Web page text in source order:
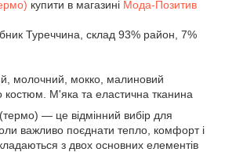
купити в магазині Мода-Позитив
Туреччина, склад 93% район, 7%
молочний, мокко, малиновий
костюм. М'яка та еластична тканина
— це відмінний вибір для
важливо поєднати тепло, комфорт і
з двох основних елементів